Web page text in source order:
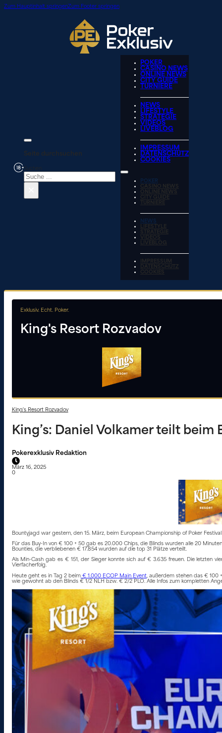
Zum Hauptinhalt springenZum Footer springen
Seite durchsuchen
POKER
CASINO NEWS
ONLINE NEWS
CITY GUIDE
TURNIERE
NEWS
LIFESTYLE
STRATEGIE
VIDEOS
LIVEBLOG
IMPRESSUM
DATENSCHUTZ
COOKIES
POKER
CASINO NEWS
ONLINE NEWS
CITY GUIDE
TURNIERE
NEWS
LIFESTYLE
STRATEGIE
VIDEOS
LIVEBLOG
IMPRESSUM
DATENSCHUTZ
COOKIES
Exklusiv. Echt. Poker.
King's Resort Rozvadov
King's Resort Rozvadov
King’s: Daniel Volkamer teilt beim
Pokerexklusiv Redaktion
März 16, 2025
0
Bountyjagd war gestern, den 15. März, beim European Championship of Poker
Für das Buy-In von € 100 + 50 gab es 20.000 Chips, die Blinds wurden alle 20
Bounties, die verbliebenen € 17.854 wurden auf die top 31 Plätze verteilt.
Als Min-Cash gab es € 151, der Sieger konnte sich auf € 3.635 freuen. Die letzten
Vierfacherfolg.
Heute geht es in Tag 2 beim€ 1.000 ECOP Main Event, außerdem stehen das € 100
wie gewohnt ab den Blinds € 1/2 NLH bzw. € 2/2 PLO. Alle Infos zum kompletten